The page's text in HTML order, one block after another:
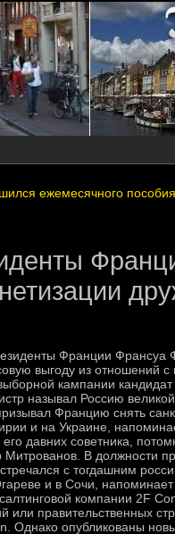
ежемесячного
Франции Франсуа
выгоду из отношений с
кампании кандидат
называл Россию
Францию снять
и на Украине,
давних советника,
В должности
с тогдашним
и в Сочи,
компании 2F
или правительственных
Однако опубликованы